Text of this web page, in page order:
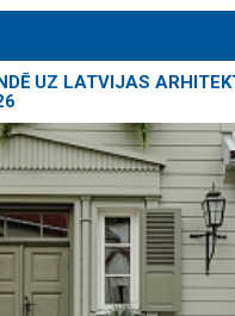
UZ LATVIJAS